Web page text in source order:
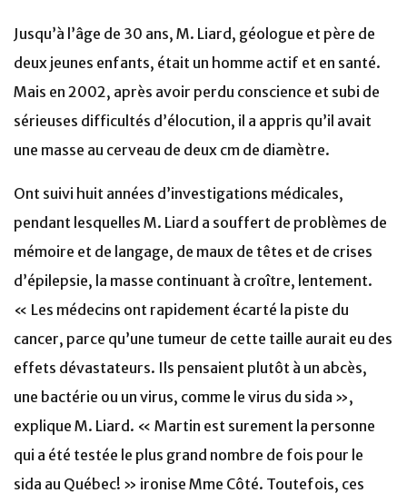
Jusqu’à l’âge de 30 ans, M. Liard, géologue et père de
deux jeunes enfants, était un homme actif et en santé.
Mais en 2002, après avoir perdu conscience et subi de
sérieuses difficultés d’élocution, il a appris qu’il avait
une masse au cerveau de deux cm de diamètre.
Ont suivi huit années d’investigations médicales,
pendant lesquelles M. Liard a souffert de problèmes de
mémoire et de langage, de maux de têtes et de crises
d’épilepsie, la masse continuant à croître, lentement.
« Les médecins ont rapidement écarté la piste du
cancer, parce qu’une tumeur de cette taille aurait eu des
effets dévastateurs. Ils pensaient plutôt à un abcès,
une bactérie ou un virus, comme le virus du sida »,
explique M. Liard. « Martin est surement la personne
qui a été testée le plus grand nombre de fois pour le
sida au Québec! » ironise Mme Côté. Toutefois, ces